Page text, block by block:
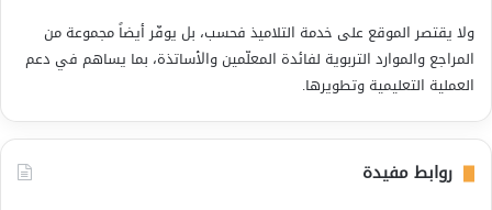
ولا يقتصر الموقع على خدمة التلاميذ فحسب، بل يوفّر أيضاً مجموعة من
المراجع والموارد التربوية لفائدة المعلّمين والأساتذة، بما يساهم في دعم
العملية التعليمية وتطويرها.
روابط مفيدة